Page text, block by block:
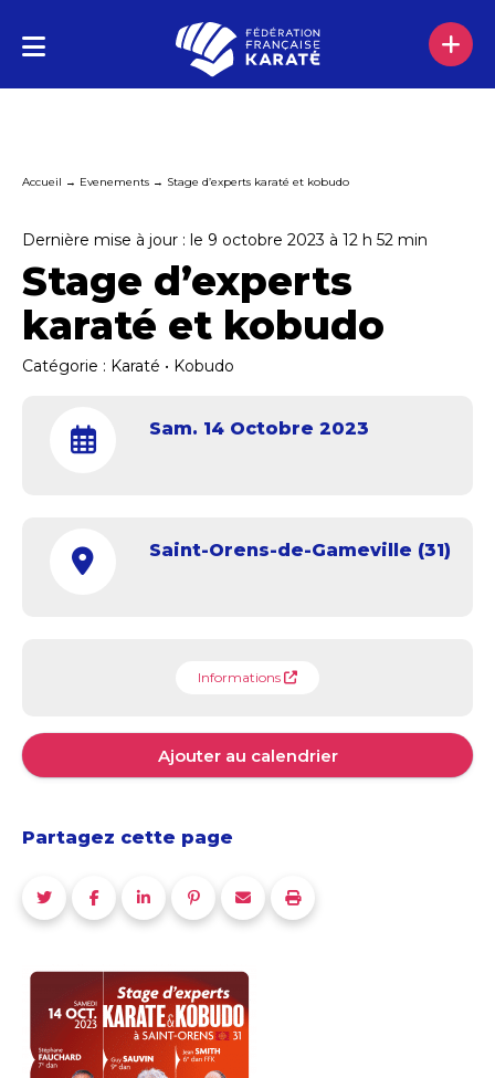
Accueil → Evenements → Stage d’experts karaté et kobudo
Dernière mise à jour : le 9 octobre 2023 à 12 h 52 min
Stage d’experts
karaté et kobudo
Catégorie : Karaté • Kobudo
Sam. 14 Octobre 2023
Saint-Orens-de-Gameville (31)
Informations
Ajouter au calendrier
Partagez cette page